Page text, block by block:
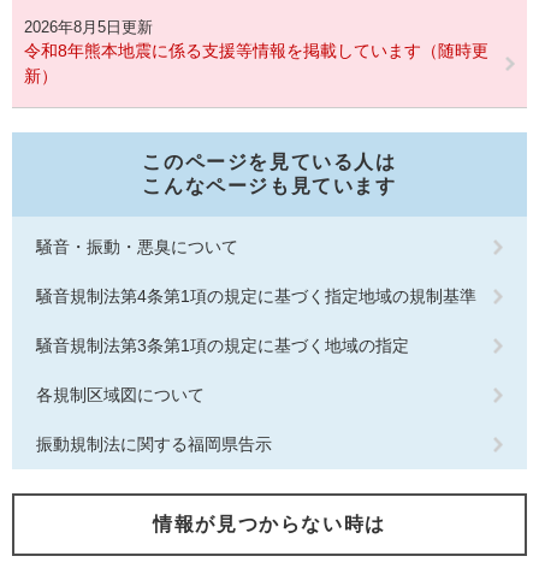
2026年8月5日更新
令和8年熊本地震に係る支援等情報を掲載しています（随時更
新）
このページを見ている人は
こんなページも見ています
騒音・振動・悪臭について
騒音規制法第4条第1項の規定に基づく指定地域の規制基準
騒音規制法第3条第1項の規定に基づく地域の指定
各規制区域図について
振動規制法に関する福岡県告示
情報が見つからない時は